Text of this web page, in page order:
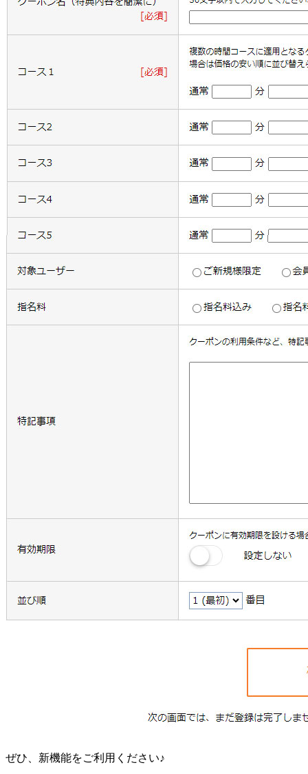
ぜひ、新機能をご利用ください♪